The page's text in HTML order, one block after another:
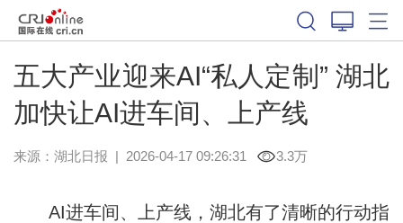
五大产业迎来AI“私人定制” 湖北
加快让AI进车间、上产线
来源： 湖北日报 | 2026-04-17 09:26:31 3.3万
AI进车间、上产线，湖北有了清晰的行动指